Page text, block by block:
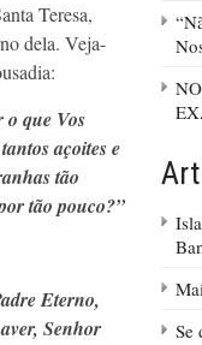
Teresa,
dela. Veja-
o que Vos
açoites e
tão
tão pouco?”
Eterno,
Senhor
Se